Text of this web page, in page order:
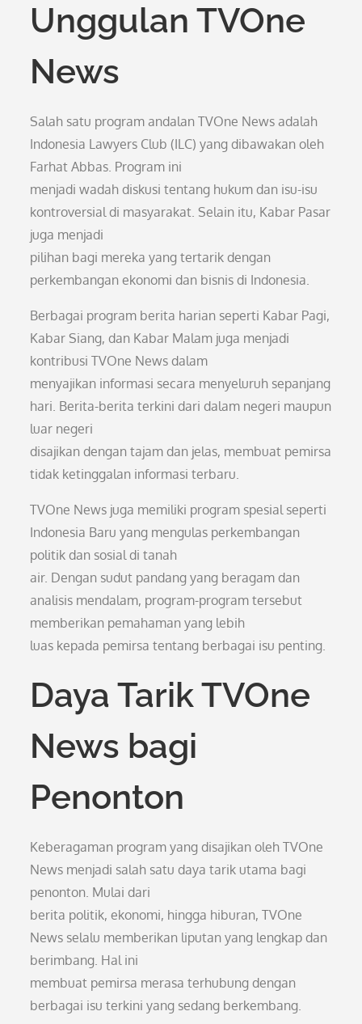
Unggulan TVOne
News
Salah satu program andalan TVOne News adalah
Indonesia Lawyers Club (ILC) yang dibawakan oleh
Farhat Abbas. Program ini
menjadi wadah diskusi tentang hukum dan isu-isu
kontroversial di masyarakat. Selain itu, Kabar Pasar
juga menjadi
pilihan bagi mereka yang tertarik dengan
perkembangan ekonomi dan bisnis di Indonesia.
Berbagai program berita harian seperti Kabar Pagi,
Kabar Siang, dan Kabar Malam juga menjadi
kontribusi TVOne News dalam
menyajikan informasi secara menyeluruh sepanjang
hari. Berita-berita terkini dari dalam negeri maupun
luar negeri
disajikan dengan tajam dan jelas, membuat pemirsa
tidak ketinggalan informasi terbaru.
TVOne News juga memiliki program spesial seperti
Indonesia Baru yang mengulas perkembangan
politik dan sosial di tanah
air. Dengan sudut pandang yang beragam dan
analisis mendalam, program-program tersebut
memberikan pemahaman yang lebih
luas kepada pemirsa tentang berbagai isu penting.
Daya Tarik TVOne
News bagi
Penonton
Keberagaman program yang disajikan oleh TVOne
News menjadi salah satu daya tarik utama bagi
penonton. Mulai dari
berita politik, ekonomi, hingga hiburan, TVOne
News selalu memberikan liputan yang lengkap dan
berimbang. Hal ini
membuat pemirsa merasa terhubung dengan
berbagai isu terkini yang sedang berkembang.